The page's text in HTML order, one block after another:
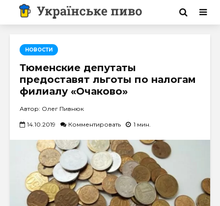
НОВОСТИ
Тюменские депутаты
предоставят льготы по налогам
филиалу «Очаково»
Автор: Олег Пивнюк
14.10.2019 Комментировать 1 мин.